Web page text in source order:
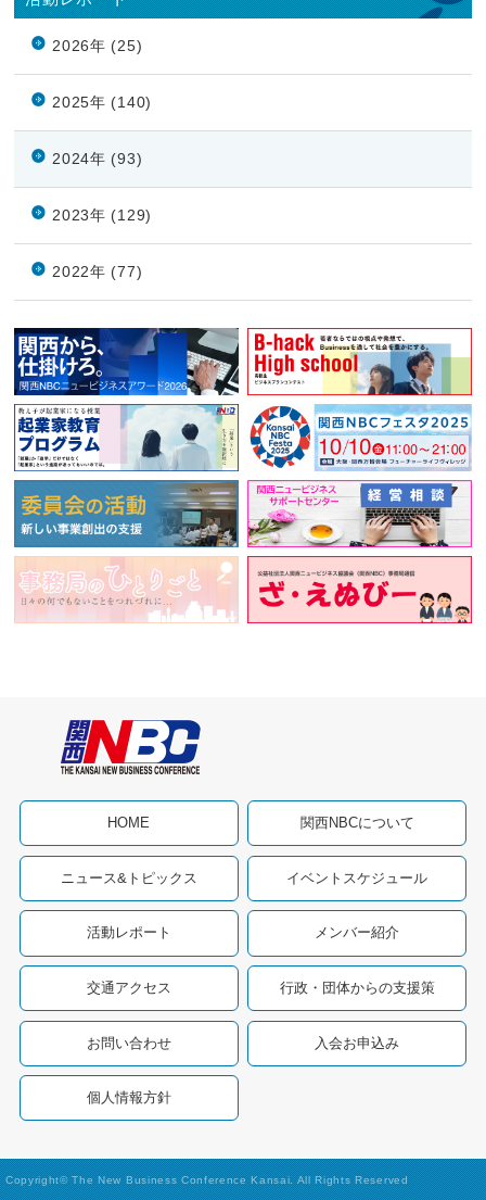
2026年 (25)
2025年 (140)
2024年 (93)
2023年 (129)
2022年 (77)
HOME 関西NBCについて
ニュース&トピックス イベントスケジュール
活動レポート メンバー紹介
交通アクセス 行政・団体からの支援策
お問い合わせ 入会お申込み
個人情報方針
Copyright© The New Business Conference Kansai. All Rights Reserved